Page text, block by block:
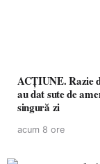
ACȚIUNE. Razie
au dat sute de
singură zi
acum 8 ore